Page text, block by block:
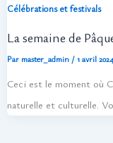
Célébrations et festivals
La semaine de
Par master_admin / 1 avril 2024
Ceci est le moment où
naturelle et culturelle.